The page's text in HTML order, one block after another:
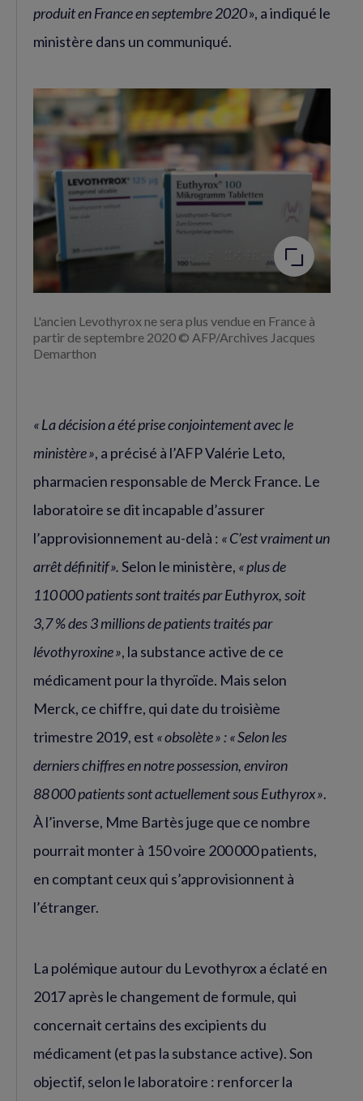
produit en France en septembre 2020», a indiqué le
ministère dans un communiqué.
Agrandir
l'image
L'ancien Levothyrox ne sera plus vendue en France à
partir de septembre 2020 © AFP/Archives Jacques
Demarthon
« La décision a été prise conjointement avec le
ministère », a précisé à l’AFP Valérie Leto,
pharmacien responsable de Merck France. Le
laboratoire se dit incapable d’assurer
l’approvisionnement au-delà : « C’est vraiment un
arrêt définitif ».Selon le ministère, « plus de
110 000 patients sont traités par Euthyrox, soit
3,7 % des 3 millions de patients traités par
lévothyroxine », la substance active de ce
médicament pour la thyroïde. Mais selon
Merck, ce chiffre, qui date du troisième
trimestre 2019, est « obsolète » : « Selon les
derniers chiffres en notre possession, environ
88 000 patients sont actuellement sous Euthyrox ».
À l’inverse, Mme Bartès juge que ce nombre
pourrait monter à 150 voire 200 000 patients,
en comptant ceux qui s’approvisionnent à
l’étranger.
La polémique autour du Levothyrox a éclaté en
2017 après le changement de formule, qui
concernait certains des excipients du
médicament (et pas la substance active). Son
objectif, selon le laboratoire : renforcer la